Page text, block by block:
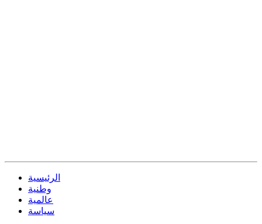
الرئيسية
وطنية
عالمية
سياسة